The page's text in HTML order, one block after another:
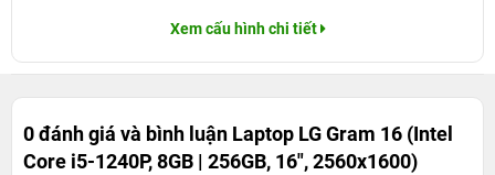
Xem cấu hình chi tiết
0 đánh giá và bình luận Laptop LG Gram 16 (Intel
Core i5-1240P, 8GB | 256GB, 16", 2560x1600)